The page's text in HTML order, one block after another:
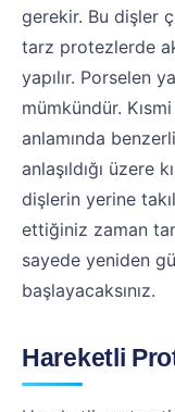
gerekir. Bu dişler
tarz protezlerde
yapılır. Porselen
mümkündür.
anlamında
anlaşıldığı üzere
dişlerin yerine
ettiğiniz zaman
sayede yeniden
başlayacaksınız.
Hareketli